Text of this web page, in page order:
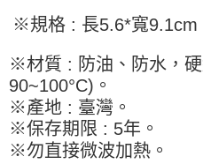
【關於「AFTEE先享後付」】
便利好安心！
１．簡單：不需註冊會員、不需綁卡、
２．便利：只要手機號碼，簡訊認證，
３．安心：先確認商品／服務後，再付
【「AFTEE先享後付」結帳流程】
１．於結帳方式選擇「AFTEE先享後
運送方式
全家取貨付款-重量限制含紙箱
kg
每筆NT$90，滿NT$990(含以上)免
※規格 : 長5.6*寬9.1cm
※材質 : 防油、防水，
90~100°C)。
※產地 : 臺灣。
※保存期限 : 5年。
※勿直接微波加熱。